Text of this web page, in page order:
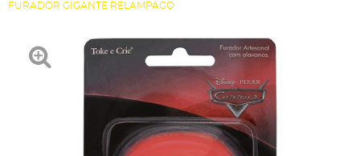
FURADOR GIGANTE RELAMPAGO